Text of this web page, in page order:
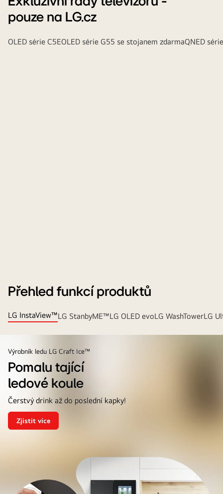
pouze na LG.cz
OLED série C5EOLED série G55 se stojanem zdarmaQNED
Přehled funkcí produktů
LG InstaView™LG StanbyME™LG OLED evoLG WashTowerLG
Výrobník ledu LG Craft Ice™
Pomalu tající
ledové koule
Čerstvý drink až do poslední kapky!
Pomalu
tající<br>ledové
Zjistit více